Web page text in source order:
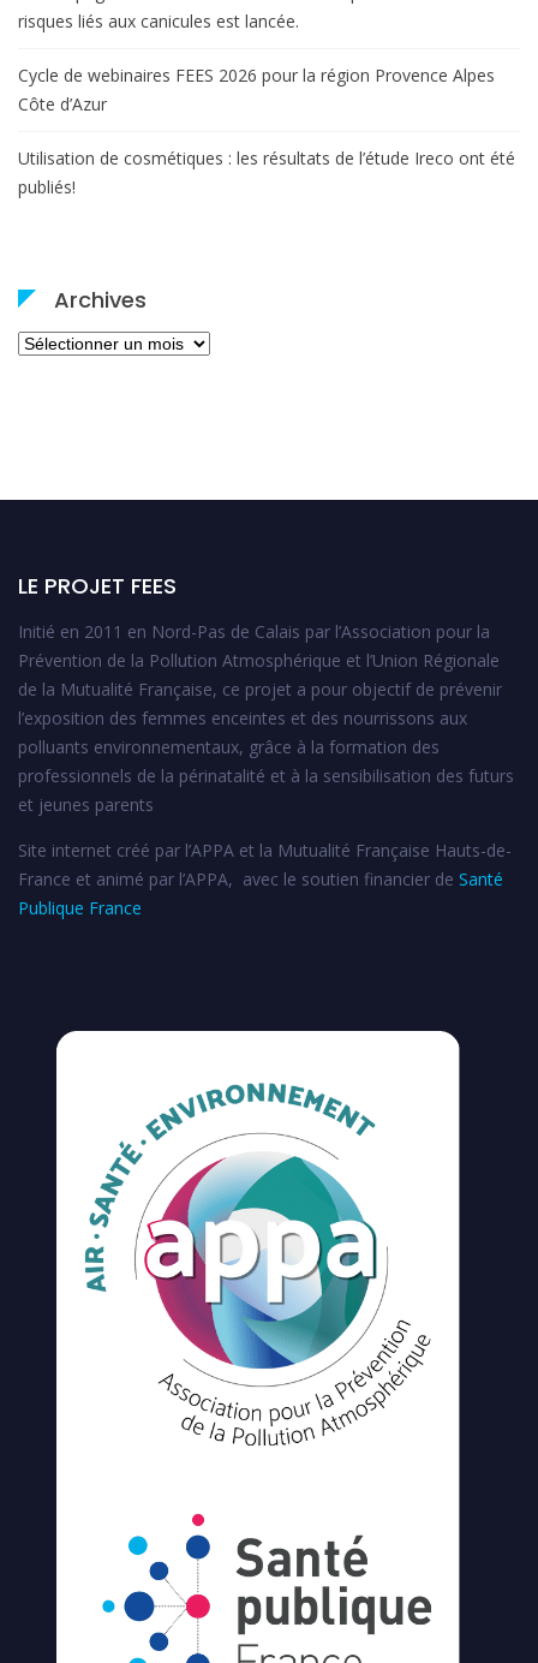
risques liés aux canicules est lancée.
Cycle de webinaires FEES 2026 pour la région Provence Alpes
Côte d’Azur
Utilisation de cosmétiques : les résultats de l’étude Ireco ont été
publiés!
Archives
Archives
LE PROJET FEES
Initié en 2011 en Nord-Pas de Calais par l’Association pour la
Prévention de la Pollution Atmosphérique et l’Union Régionale
de la Mutualité Française, ce projet a pour objectif de prévenir
l’exposition des femmes enceintes et des nourrissons aux
polluants environnementaux, grâce à la formation des
professionnels de la périnatalité et à la sensibilisation des futurs
et jeunes parents
Site internet créé par l’APPA et la Mutualité Française Hauts-de-
France et animé par l’APPA, avec le soutien financier de Santé
Publique France